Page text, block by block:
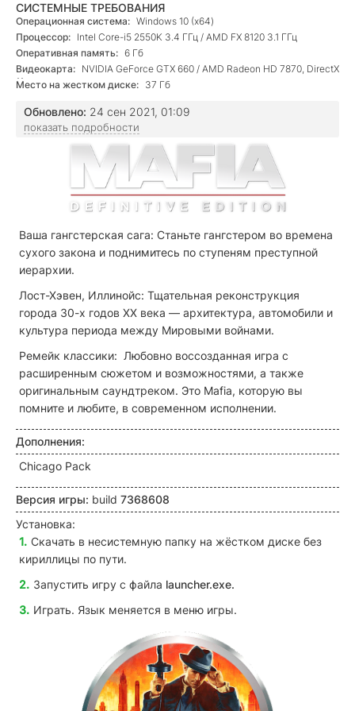
СИСТЕМНЫЕ ТРЕБОВАНИЯ
Операционная система: Windows 10 (х64)
Процессор: Intel Core-i5 2550K 3.4 ГГц / AMD FX 8120 3.1 ГГц
Оперативная память: 6 Гб
Видеокарта: NVIDIA GeForce GTX 660 / AMD Radeon HD 7870, DirectX
11
Место на жестком диске: 37 Гб
Обновлено: 24 сен 2021, 01:09
показать подробности
Ваша гангстерская сага: Станьте гангстером во времена
сухого закона и поднимитесь по ступеням преступной
иерархии.
Лост-Хэвен, Иллинойс: Тщательная реконструкция
города 30-х годов XX века — архитектура, автомобили и
культура периода между Мировыми войнами.
Ремейк классики: Любовно воссозданная игра с
расширенным сюжетом и возможностями, а также
оригинальным саундтреком. Это Mafia, которую вы
помните и любите, в современном исполнении.
Дополнения:
Chicago Pack
Версия игры: build 7368608
Установка:
Скачать в несистемную папку на жёстком диске без
кириллицы по пути.
Запустить игру с файла launcher.exe.
Играть. Язык меняется в меню игры.